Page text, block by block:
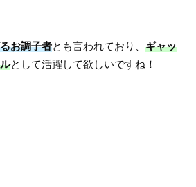
お調子者とも言われており、ギャッ
として活躍して欲しいですね！